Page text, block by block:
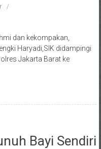
dan kekompakan,
Haryadi,SIK didampingi
Jakarta Barat ke
Bayi Sendiri